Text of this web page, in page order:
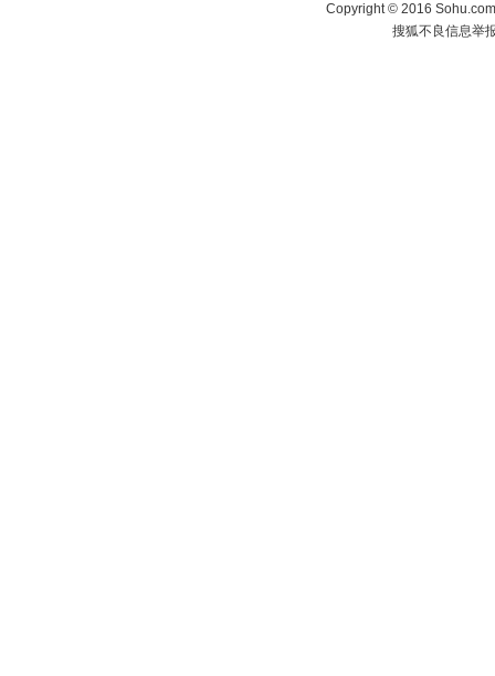
Copyright©2016
搜狐不良信息举